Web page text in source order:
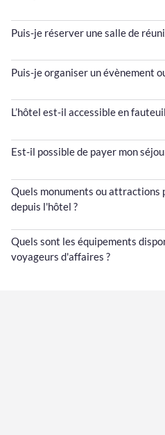
Puis-je réserver une salle de
Puis-je organiser un évènement
L’hôtel est-il accessible en
Est-il possible de payer mon
Quels monuments ou attractions
depuis l'hôtel ?
Quels sont les équipements
voyageurs d'affaires ?